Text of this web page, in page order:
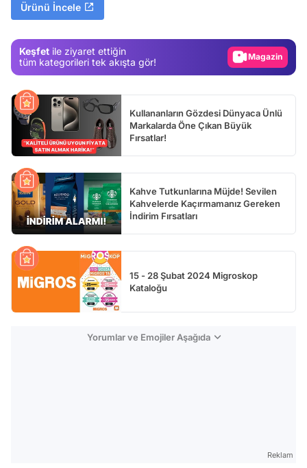
Ürünü İncele
Keşfet ile ziyaret ettiğin
tüm kategorileri tek akışta gör!
Video
Kullananların Gözdesi Dünyaca Ünlü
Markalarda Öne Çıkan Büyük
Fırsatlar!
Kahve Tutkunlarına Müjde! Sevilen
Kahvelerde Kaçırmamanız Gereken
İndirim Fırsatları
15 - 28 Şubat 2024 Migroskop
Kataloğu
Yorumlar ve Emojiler Aşağıda
Reklam